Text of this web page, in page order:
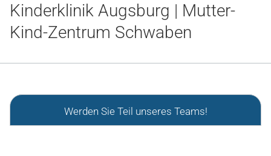
Gesundheit & Medizin
Kinderklinik Augsburg | Mutter-
Kind-Zentrum Schwaben
Werden Sie Teil unseres Teams!